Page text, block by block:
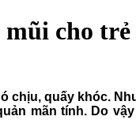
cho
chịu, quấy khóc.
mãn tính. Do